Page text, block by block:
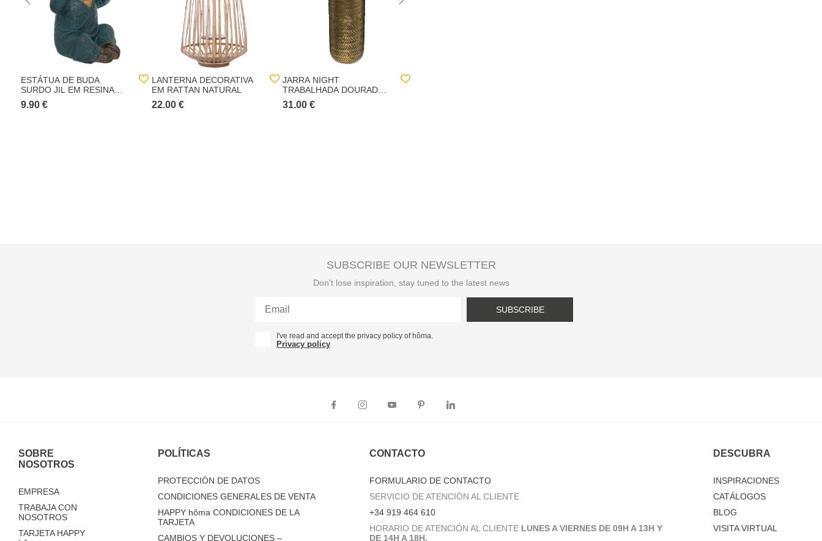
ESTÁTUA DE BUDA
SURDO JIL EM RESINA
AZUL
9.90 €
LANTERNA DECORATIVA
EM RATTAN NATURAL
22.00 €
JARRA NIGHT
TRABALHADA DOURADA
EM METAL 45CM
31.00 €
SUBSCRIBE OUR NEWSLETTER
Don't lose inspiration, stay tuned to the latest news
SUBSCRIBE
I've read and accept the privacy policy of hôma.
Privacy policy
SOBRE
NOSOTROS
EMPRESA
TRABAJA CON
NOSOTROS
TARJETA HAPPY
POLÍTICAS
PROTECCIÓN DE DATOS
CONDICIONES GENERALES DE VENTA
HAPPY hôma CONDICIONES DE LA
TARJETA
CAMBIOS Y DEVOLUCIONES –
CONTACTO
FORMULARIO DE CONTACTO
SERVICIO DE ATENCIÓN AL CLIENTE
+34 919 464 610
HORARIO DE ATENCIÓN AL CLIENTE LUNES A VIERNES DE 09H A 13H Y
DE 14H A 18H.
DESCUBRA
INSPIRACIONES
CATÁLOGOS
BLOG
VISITA VIRTUAL